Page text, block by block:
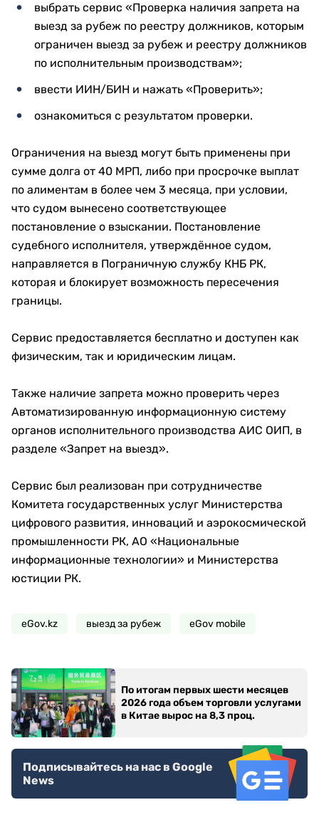
выбрать сервис «Проверка наличия запрета на
выезд за рубеж по реестру должников, которым
ограничен выезд за рубеж и реестру должников
по исполнительным производствам»;
ввести ИИН/БИН и нажать «Проверить»;
ознакомиться с результатом проверки.
Ограничения на выезд могут быть применены при
сумме долга от 40 МРП, либо при просрочке выплат
по алиментам в более чем 3 месяца, при условии,
что судом вынесено соответствующее
постановление о взыскании. Постановление
судебного исполнителя, утверждённое судом,
направляется в Пограничную службу КНБ РК,
которая и блокирует возможность пересечения
границы.
Сервис предоставляется бесплатно и доступен как
физическим, так и юридическим лицам.
Также наличие запрета можно проверить через
Автоматизированную информационную систему
органов исполнительного производства АИС ОИП, в
разделе «Запрет на выезд».
Сервис был реализован при сотрудничестве
Комитета государственных услуг Министерства
цифрового развития, инноваций и аэрокосмической
промышленности РК, АО «Национальные
информационные технологии» и Министерства
юстиции РК.
eGov.kz выезд за рубеж eGov mobile
По итогам первых шести месяцев
2026 года объем торговли услугами
в Китае вырос на 8,3 проц.
Подписывайтесь на нас в Google
News